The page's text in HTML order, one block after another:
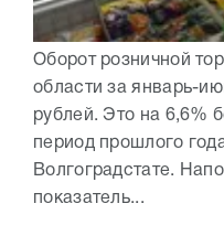
Оборот розничной
области за январь-
рублей. Это на 6,6%
период прошлого
Волгоградстате.
показатель...